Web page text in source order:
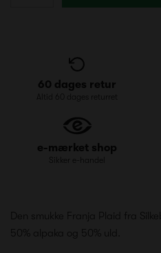
60 dages retur
Altid 60 dages returret
e-mærket shop
Sikker e-handel
Den smukke Franja Plaid fra
50% alpaka og 50% uld.